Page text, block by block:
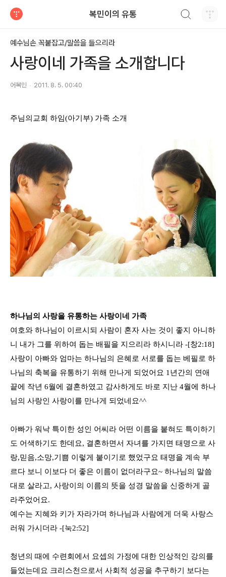
복민이의 유통
예수님손 꼭붙잡고/말씀을 들으리라
사랑이네 가족을 소개합니다
어복민 2011. 8. 5. 00:40
주님의교회 하임(아기부) 가족 소개
하나님의 사랑을 유통하는 사랑이네 가족
여호와 하나님이 이르시되 사람이 혼자 사는 것이 좋지 아니하
니 내가 그를 위하여 돕는 배필을 지으리라 하시니라 -[창2:18]
사랑이 아빠와 엄마는 하나님의 은혜로 서로를 돕는 베필로 하
나님의 축복을 유통하기 위해 만나게 되었어요 1 년간의 연애
끝에 작년 6월에 결혼하였고 감사하게도 바로 지난 4월에 하나
님의 사랑인 사랑이를 만나게 되었네요^^
아빠가 워낙 특이한 성인 어씨라 어떤 이름을 붙혀도 특이하기
도 어색하기도 한데요, 결혼하면서 자녀를 가지면 태명으로 사
랑,믿음,소망,기쁨 이렇게 붙이기로 했었구요 태명을 계속 부
르다 보니 이보다 더 좋은 이름이 없더라구요~ 하나님의 말씀
대로 살라고, 사랑이의 이름의 뜻을 성경 말씀을 신중하게 골
라주었어요.
예수는 지혜와 키가 자라가며 하나님과 사람에게 더욱 사랑스
러워 가시더라 -[눅2:52]
청년의 때에 수련회에서 요셉의 가정에 대한 인상적인 강의를
들었는데요 크리스천으로서 사회적 성공을 추구하기 보다는